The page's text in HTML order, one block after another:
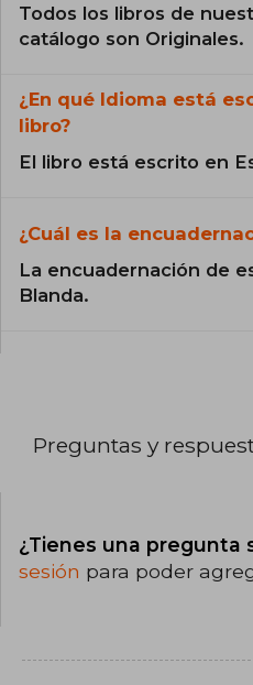
Todos los libros de
catálogo son Originales.
¿En qué Idioma está
libro?
El libro está escrito en
¿Cuál es la
La encuadernación de
Blanda.
Preguntas y
¿Tienes una pregunta
sesión para poder